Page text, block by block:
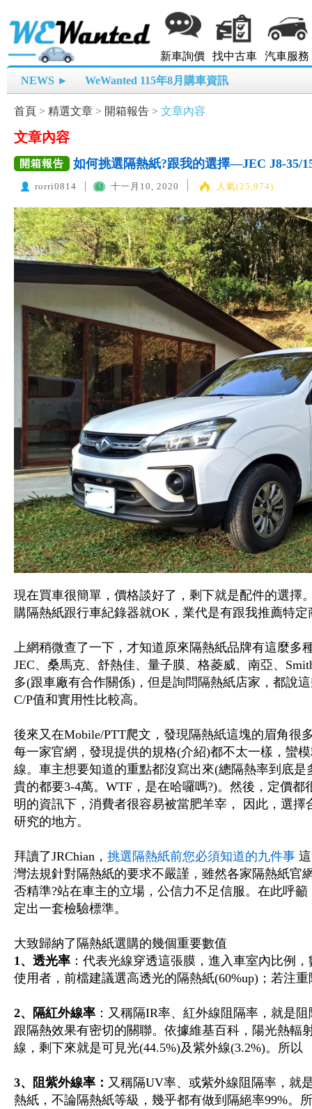
新車詢價 找中古車 汽車服務
NEWS ► WeWanted 115年8月購車資訊
首頁 > 精選文章 > 開箱報告 > 文章內容
文章內容
開箱報告 如何挑選隔熱紙?跟我的選擇—JEC J8-35/
rorri0814 十一月10, 2020 人氣(25,974)
現在買車很簡單，價格談好了，剩下就是配件的選擇
購隔熱紙跟行車紀錄器就OK，業代是有跟我推薦特
上網稍微查了一下，才知道原來隔熱紙品牌有這麼多
JEC、桑馬克、舒熱佳、量子膜、格菱威、南亞、
多(跟車廠有合作關係)，但是詢問隔熱紙店家，都說
C/P值和實用性比較高。
後來又在Mobile/PTT爬文，發現隔熱紙這塊的眉角很
每一家官網，發現提供的規格(介紹)都不太一樣，蠻
線。車主想要知道的重點都沒寫出來(總隔熱率到底是
貴的都要3-4萬。WTF，是在哈囉嗎?)。然後，定價
明的資訊下，消費者很容易被當肥羊宰， 因此，選
研究的地方。
拜讀了JRChian， 挑選隔熱紙前您必須知道的九件事這
灣法規針對隔熱紙的要求不嚴謹，雖然各家隔熱紙官
否精準?站在車主的立場，公信力不足信服。在此呼
定出一套檢驗標準。
大致歸納了隔熱紙選購的幾個重要數值
1、透光率：代表光線穿透這張膜，進入車室內比例
使用者，前檔建議選高透光的隔熱紙(60%up)；若注
2、隔紅外線率：又稱隔IR率、紅外線阻隔率，就是
跟隔熱效果有密切的關聯。依據維基百科，陽光熱輻
線，剩下來就是可見光(44.5%)及紫外線(3.2%)。所
3、阻紫外線率： 又稱隔UV率、或紫外線阻隔率，就
熱紙，不論隔熱紙等級，幾乎都有做到隔絕率99%。